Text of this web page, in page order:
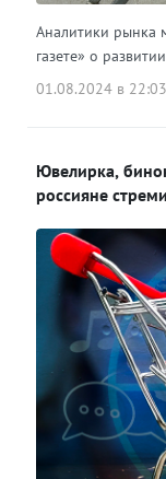
Аналитики рынка
газете» о
01.08.2024 в
Ювелирка,
россияне